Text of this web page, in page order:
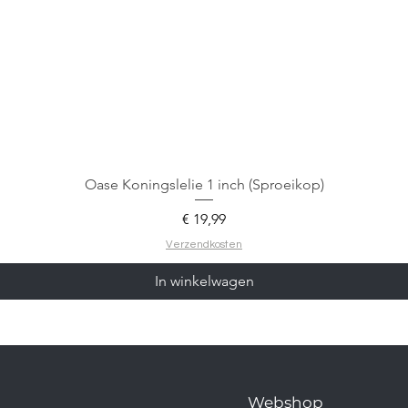
Oase Koningslelie 1 inch (Sproeikop)
Prijs
€ 19,99
Verzendkosten
In winkelwagen
Webshop